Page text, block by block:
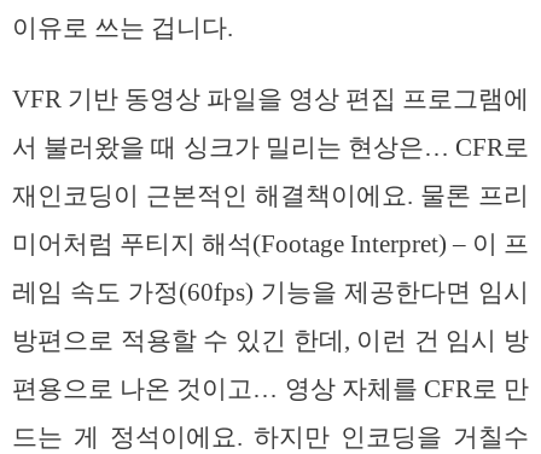
이유로 쓰는 겁니다.
VFR 기반 동영상 파일을 영상 편집 프로그램에
서 불러왔을 때 싱크가 밀리는 현상은… CFR로
재인코딩이 근본적인 해결책이에요. 물론 프리
미어처럼 푸티지 해석(Footage Interpret) – 이 프
레임 속도 가정(60fps) 기능을 제공한다면 임시
방편으로 적용할 수 있긴 한데, 이런 건 임시 방
편용으로 나온 것이고… 영상 자체를 CFR로 만
드는 게 정석이에요. 하지만 인코딩을 거칠수